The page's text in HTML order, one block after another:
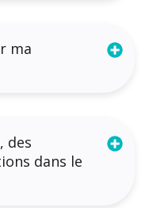
ma
des
dans le